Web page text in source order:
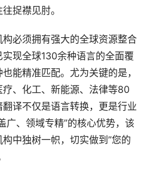
捉襟见肘。
必须拥有强大的全球资源整合
现全球130余种语言的全面覆
能精准匹配。尤为关键的是，
、化工、新能源、法律等80
译不仅是语言转换，更是行业
广、领域专精”的核心优势，该
中独树一帜，切实做到”您的